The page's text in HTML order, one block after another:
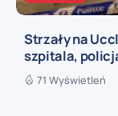
Strzały na
szpitala,
71 Wyświetleń